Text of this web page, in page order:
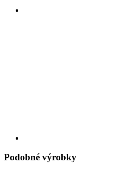
Podobné výrobky